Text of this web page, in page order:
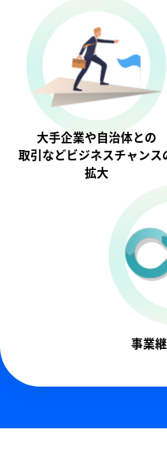
大手企業や自治体との
取引などビジネスチャンス
拡大
事業